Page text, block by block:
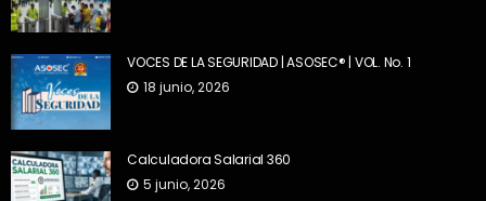
VOCES DE LA SEGURIDAD | ASOSEC® | VOL. No. 1
18 junio, 2026
Calculadora Salarial 360
5 junio, 2026